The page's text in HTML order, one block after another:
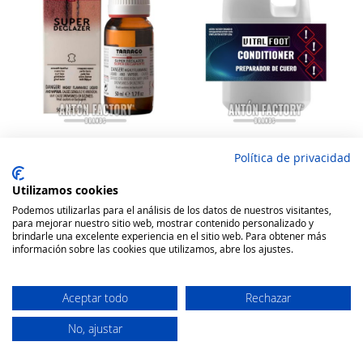
Rating:
100
% of100
7,05 €
Añadir a la cesta
Vital foot acondicionador
100
% of 100
81,80 €
Añadir a la cesta
Política de privacidad
Utilizamos cookies
Podemos utilizarlas para el análisis de los datos de nuestros visitantes,
para mejorar nuestro sitio web, mostrar contenido personalizado y
brindarle una excelente experiencia en el sitio web. Para obtener más
información sobre las cookies que utilizamos, abre los ajustes.
Aceptar todo Rechazar
No, ajustar